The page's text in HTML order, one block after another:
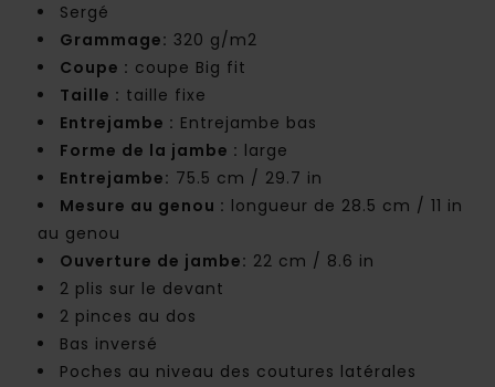
Sergé
Grammage: 320 g/m2
Coupe : coupe Big fit
Taille : taille fixe
Entrejambe : Entrejambe bas
Forme de la jambe : large
Entrejambe: 75.5 cm / 29.7 in
Mesure au genou : longueur de 28.5 cm / 11 in
au genou
Ouverture de jambe: 22 cm / 8.6 in
2 plis sur le devant
2 pinces au dos
Bas inversé
Poches au niveau des coutures latérales